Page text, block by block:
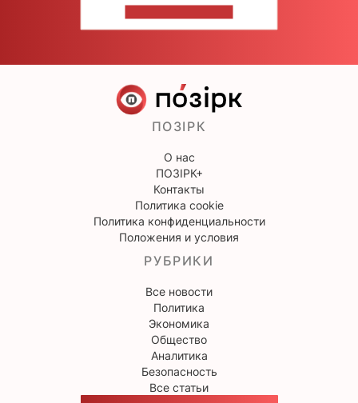
ПОЗІРК
О нас
ПОЗІРК+
Контакты
Политика cookie
Политика конфиденциальности
Положения и условия
РУБРИКИ
Все новости
Политика
Экономика
Общество
Аналитика
Безопасность
Все статьи